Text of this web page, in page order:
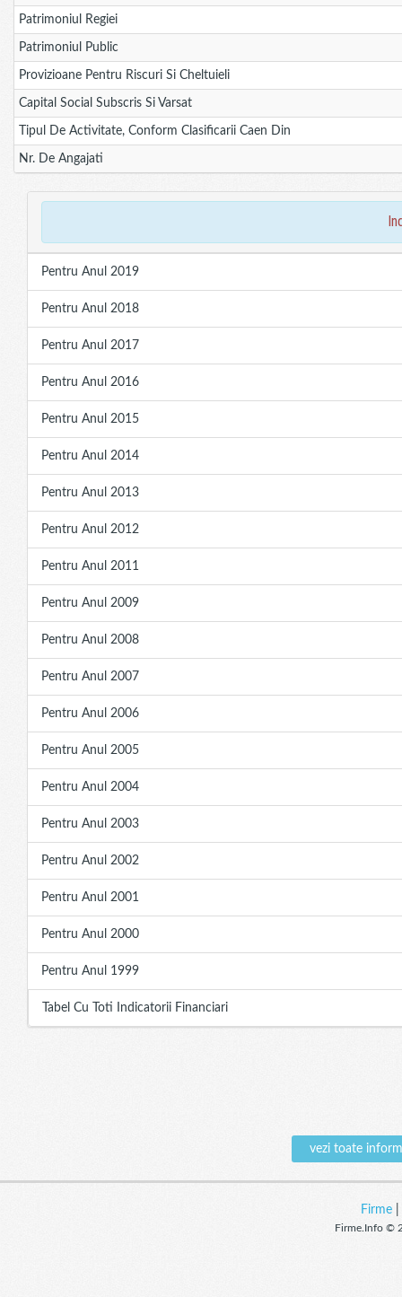
Patrimoniul Regiei
Patrimoniul Public
Provizioane Pentru Riscuri Si Cheltuieli
Capital Social Subscris Si Varsat
Tipul De Activitate, Conform Clasificarii Caen Din
Nr. De Angajati
Pentru Anul 2019
Pentru Anul 2018
Pentru Anul 2017
Pentru Anul 2016
Pentru Anul 2015
Pentru Anul 2014
Pentru Anul 2013
Pentru Anul 2012
Pentru Anul 2011
Pentru Anul 2009
Pentru Anul 2008
Pentru Anul 2007
Pentru Anul 2006
Pentru Anul 2005
Pentru Anul 2004
Pentru Anul 2003
Pentru Anul 2002
Pentru Anul 2001
Pentru Anul 2000
Pentru Anul 1999
Tabel Cu Toti Indicatorii Financiari
vezi toate
Firme|
Firme.Info ©